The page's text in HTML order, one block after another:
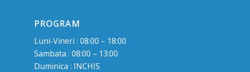
PROGRAM
Luni-Vineri : 08:00 – 18:00
Sambata : 08:00 – 13:00
Duminica : INCHIS